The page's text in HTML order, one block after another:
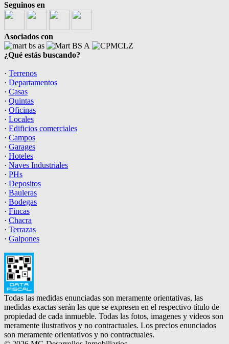
Seguinos en
Asociados con
¿Qué estás buscando?
· Terrenos
· Departamentos
· Casas
· Quintas
· Oficinas
· Locales
· Edificios comerciales
· Campos
· Garages
· Hoteles
· Naves Industriales
· PHs
· Depositos
· Bauleras
· Bodegas
· Fincas
· Chacra
· Terrazas
· Galpones
Todas las medidas enunciadas son meramente orientativas, las
medidas exactas serán las que se expresen en el respectivo título de
propiedad de cada inmueble. Todas las fotos, imagenes y videos son
meramente ilustrativos y no contractuales. Los precios enunciados
son meramente orientativos y no contractuales.